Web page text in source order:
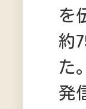
を
約
た
発